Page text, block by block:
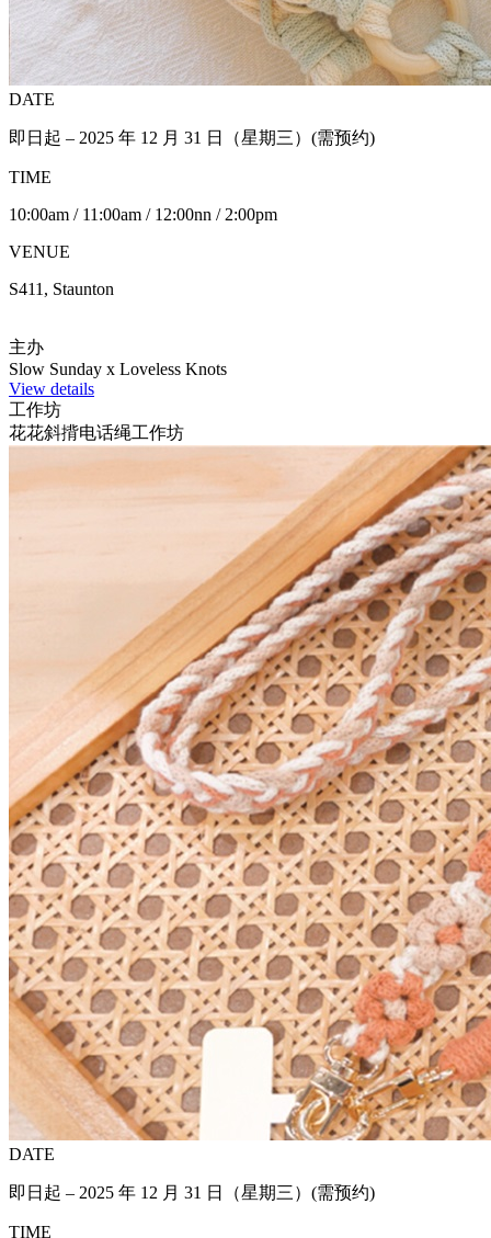
DATE
即日起 – 2025 年 12 月 31 日（星期三）(需预约)
TIME
10:00am / 11:00am / 12:00nn / 2:00pm
VENUE
S411, Staunton
主办
Slow Sunday x Loveless Knots
View details
工作坊
花花斜揹电话绳工作坊
DATE
即日起 – 2025 年 12 月 31 日（星期三）(需预约)
TIME